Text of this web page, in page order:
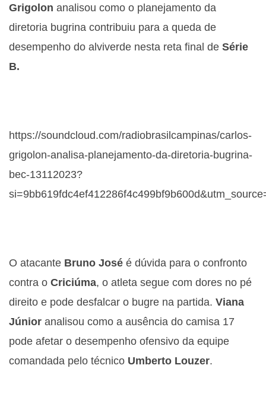
Grigolon analisou como o planejamento da
diretoria bugrina contribuiu para a queda de
desempenho do alviverde nesta reta final de Série
B.
https://soundcloud.com/radiobrasilcampinas/carlos-
grigolon-analisa-planejamento-da-diretoria-bugrina-
bec-13112023?
O atacante Bruno José é dúvida para o confronto
contra o Criciúma, o atleta segue com dores no pé
direito e pode desfalcar o bugre na partida. Viana
Júnior analisou como a ausência do camisa 17
pode afetar o desempenho ofensivo da equipe
comandada pelo técnico Umberto Louzer.